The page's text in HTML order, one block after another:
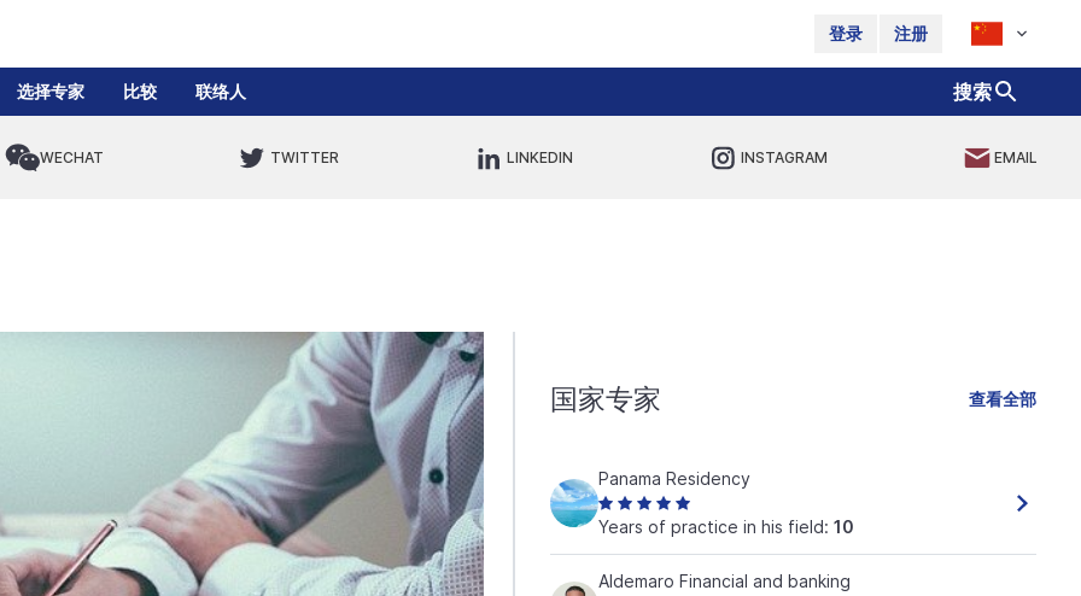
登录 注册
选择专家 比较 联络人 搜索
WECHAT TWITTER LINKEDIN INSTAGRAM EMAIL
国家专家 查看全部
Panama Residency
Years of practice in his field: 10
Aldemaro Financial and banking